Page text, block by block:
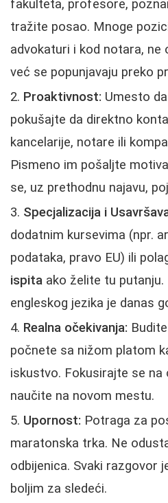
fakulteta, profesore,
tražite posao. Mnoge
advokaturi i kod notara, ne
već se popunjavaju preko
Proaktivnost: Umesto
pokušajte da direktno
kancelarije, notare ili
Pismeno im pošaljte
se, uz prethodnu najavu,
Specjalizacija i
dodatnim kursevima (npr.
podataka, pravo EU) ili
ispita ako želite tu
engleskog jezika je danas
Realna očekivanja:
počnete sa nižom platom
iskustvo. Fokusirajte se
naučite na novom mestu.
Upornost: Potraga za
maratonska trka. Ne
odbijenica. Svaki razgovor
boljim za sledeći.